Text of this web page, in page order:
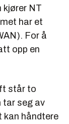
kjører NT
har et
For å
opp en
står to
tar seg av
kan håndtere